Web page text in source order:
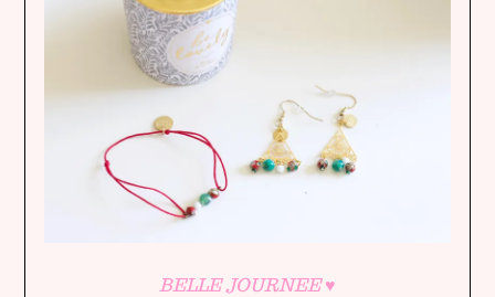
BELLE JOURNEE ♥